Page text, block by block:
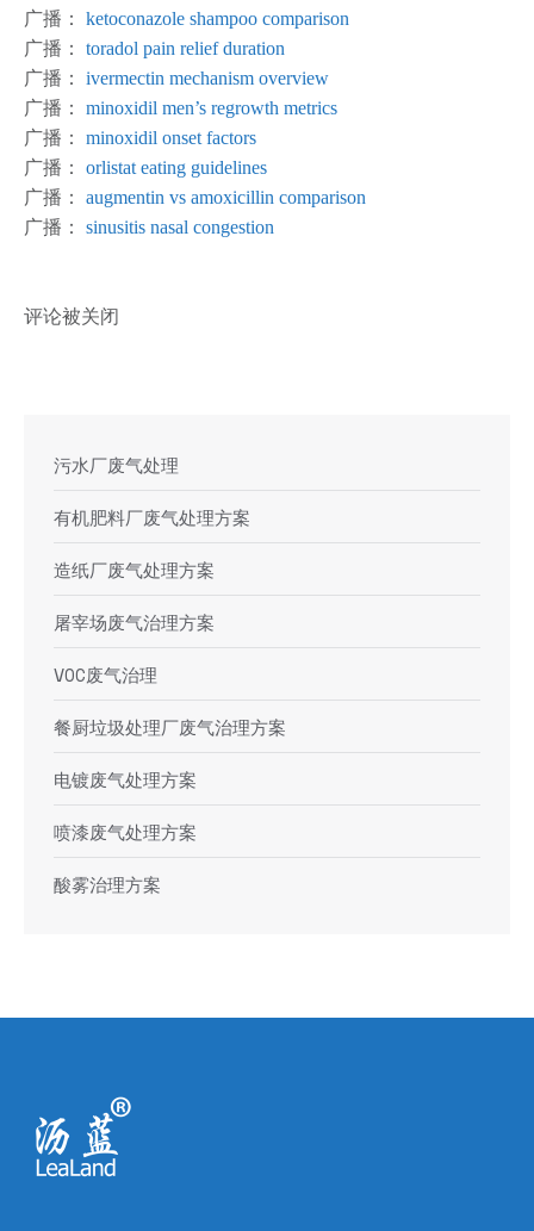
广播：
ketoconazole shampoo comparison
广播：
toradol pain relief duration
广播：
ivermectin mechanism overview
广播：
minoxidil men’s regrowth metrics
广播：
minoxidil onset factors
广播：
orlistat eating guidelines
广播：
augmentin vs amoxicillin comparison
广播：
sinusitis nasal congestion
评论被关闭
污水厂废气处理
有机肥料厂废气处理方案
造纸厂废气处理方案
屠宰场废气治理方案
VOC废气治理
餐厨垃圾处理厂废气治理方案
电镀废气处理方案
喷漆废气处理方案
酸雾治理方案